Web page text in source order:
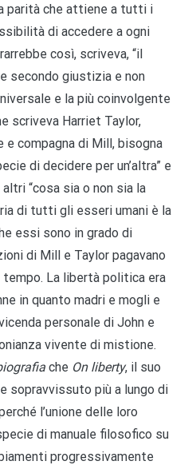
parità che attiene a tutti i
di accedere a ogni
così, scriveva, “il
secondo giustizia e non
e la più coinvolgente
scriveva Harriet Taylor,
compagna di Mill, bisogna
di decidere per un’altra” e
“cosa sia o non sia la
di tutti gli esseri umani è la
essi sono in grado di
di Mill e Taylor pagavano
La libertà politica era
in quanto madri e mogli e
personale di John e
vivente di mistione.
che On liberty, il suo
sopravvissuto più a lungo di
l’unione delle loro
di manuale filosofico su
progressivamente